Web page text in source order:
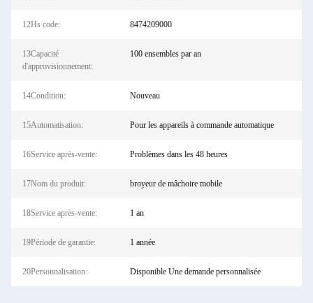
12Hs code: 8474209000
13Capacité
d'approvisionnement:
100 ensembles par an
14Condition: Nouveau
15Automatisation: Pour les appareils à commande automatique
16Service après-vente: Problèmes dans les 48 heures
17Nom du produit: broyeur de mâchoire mobile
18Service après-vente: 1 an
19Période de garantie: 1 année
20Personnalisation: Disponible Une demande personnalisée